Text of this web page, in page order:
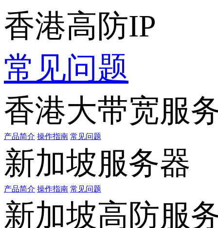
香港高防IP
常见问题
香港大带宽服
产品简介 操作指南 常见问题
新加坡服务器
产品简介 操作指南 常见问题
新加坡高防服